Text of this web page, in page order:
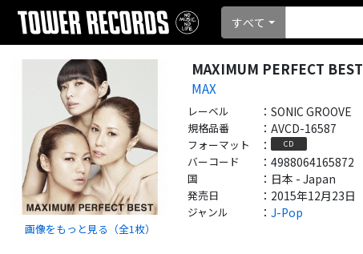
すべて
画像をもっと見る（全1 枚）
MAXIMUM PERFECT BEST
MAX
レーベル ： SONIC GROOVE
規格品番 ： AVCD-16587
フォーマット ： CD
バーコード ： 4988064165872
国 ： 日本 - Japan
発売日 ： 2015年12月23日
ジャンル ： J-Pop